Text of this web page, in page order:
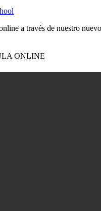
a través de nuestro
ONLINE